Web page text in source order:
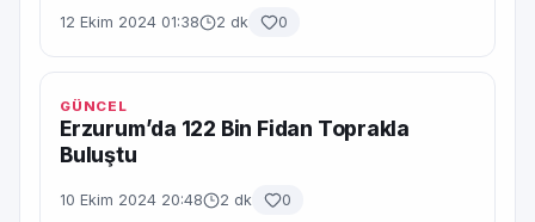
12 Ekim 2024 01:38 2 dk 0
GÜNCEL
Erzurum’da 122 Bin Fidan Toprakla
Buluştu
10 Ekim 2024 20:48 2 dk 0